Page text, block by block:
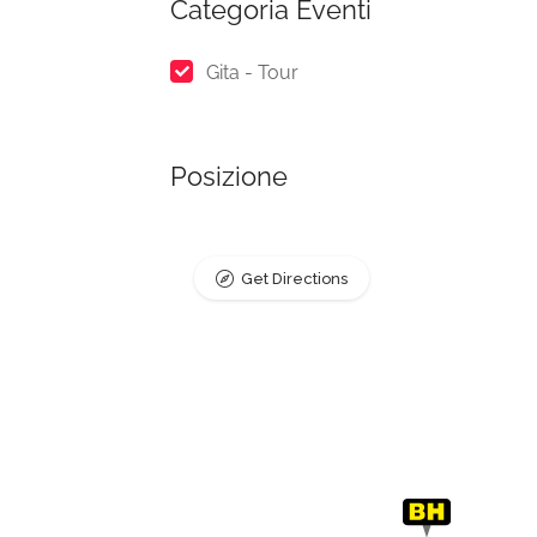
Categoria Eventi
Gita - Tour
Posizione
Get Directions